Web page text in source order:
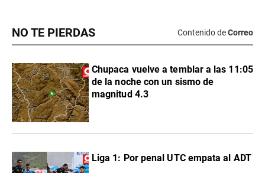
NO TE PIERDAS Contenido deCorreo
Chupaca vuelve a temblar a las 11:05
de la noche con un sismo de
magnitud 4.3
Liga 1: Por penal UTC empata al ADT